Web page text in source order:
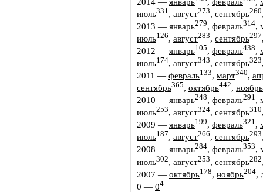
июль331 , август273, сентябрь260
2013 — январь279, февраль314,
июль126, август283, сентябрь297
2012 — январь105, февраль438,
июль174, август343, сентябрь323
2011 — февраль133, март340,
сентябрь365, октябрь442, ноябрь
2010 — январь248, февраль291,
июль253, август324, сентябрь310
2009 — январь199, февраль321,
июль187, август266, сентябрь293
2008 — январь284, февраль353,
июль302, август253, сентябрь282
2007 — октябрь178, ноябрь204,
0 — 04